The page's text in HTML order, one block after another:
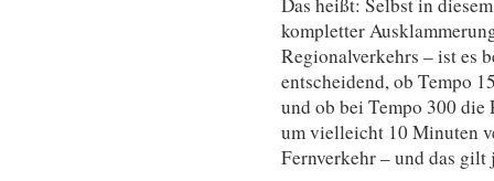
kompletter
Regionalverkehrs – ist es
entscheidend, ob Tempo
und ob bei Tempo 300
um vielleicht 10 Minuten
Fernverkehr – und das